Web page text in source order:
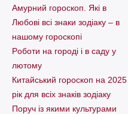
Амурний гороскоп. Які в
Любові всі знаки зодіаку – в
нашому гороскопі
Pоботи на городі і в саду у
лютому
Китайський гороскоп на 2025
рік для всіх знаків зодіаку
Поруч із якими культурами